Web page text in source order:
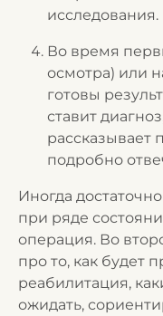
исследования.
Во время
осмотра) или
готовы
ставит
рассказывает
подробно
Иногда
при ряде
операция. Во
про то, как будет
реабилитация,
ожидать,